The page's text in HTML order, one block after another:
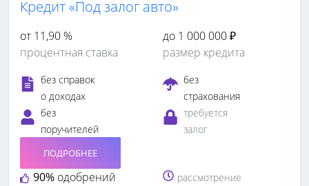
Кредит «Под залог авто»
от 11,90 %
процентная ставка
до 1 000 000 ₽
размер кредита
без справок
о доходах
без
страхования
без
поручителей
требуется
залог
90% одобрений
ПОДРОБНЕЕ
рассмотрение